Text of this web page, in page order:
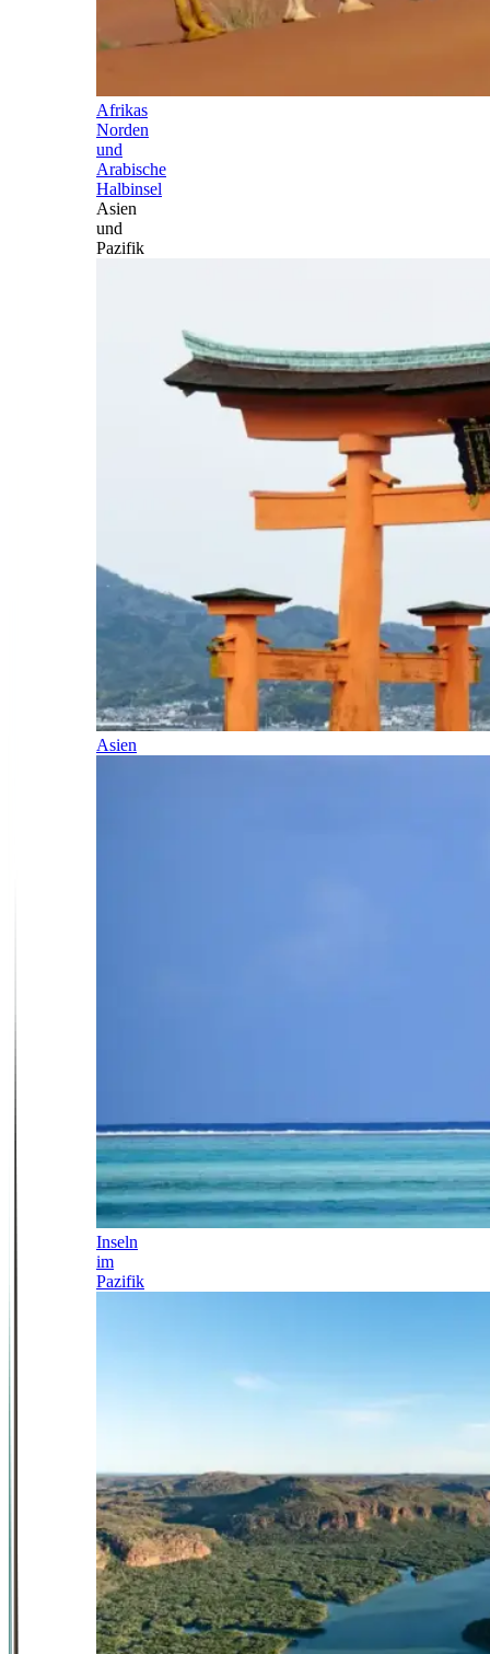
Afrikas
Norden
und
Arabische
Halbinsel
Asien
und
Pazifik
Asien
Inseln
im
Pazifik